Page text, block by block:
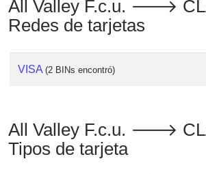
All Valley F.c.u. 🡒
Redes de tarjetas
VISA (2 BINs encontró)
All Valley F.c.u. 🡒
Tipos de tarjeta